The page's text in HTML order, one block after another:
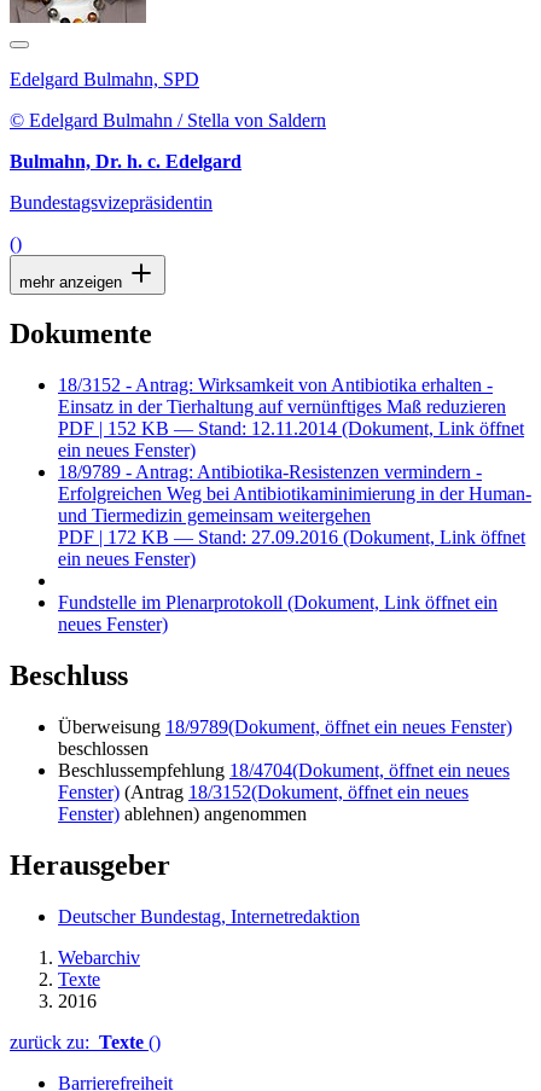
Edelgard Bulmahn, SPD
© Edelgard Bulmahn / Stella von Saldern
Bulmahn, Dr. h. c. Edelgard
Bundestagsvizepräsidentin
()
mehr anzeigen
Dokumente
18/3152 - Antrag: Wirksamkeit von Antibiotika erhalten -
Einsatz in der Tierhaltung auf vernünftiges Maß reduzieren
PDF | 152 KB — Stand: 12.11.2014 (Dokument, Link öffnet
ein neues Fenster)
18/9789 - Antrag: Antibiotika-Resistenzen vermindern -
Erfolgreichen Weg bei Antibiotikaminimierung in der Human-
und Tiermedizin gemeinsam weitergehen
PDF | 172 KB — Stand: 27.09.2016 (Dokument, Link öffnet
ein neues Fenster)
Fundstelle im Plenarprotokoll (Dokument, Link öffnet ein
neues Fenster)
Beschluss
Überweisung 18/9789(Dokument, öffnet ein neues Fenster)
beschlossen
Beschlussempfehlung 18/4704(Dokument, öffnet ein neues
Fenster) (Antrag 18/3152(Dokument, öffnet ein neues
Fenster) ablehnen) angenommen
Herausgeber
Deutscher Bundestag, Internetredaktion
Webarchiv
Texte
2016
zurück zu: Texte ()
Barrierefreiheit